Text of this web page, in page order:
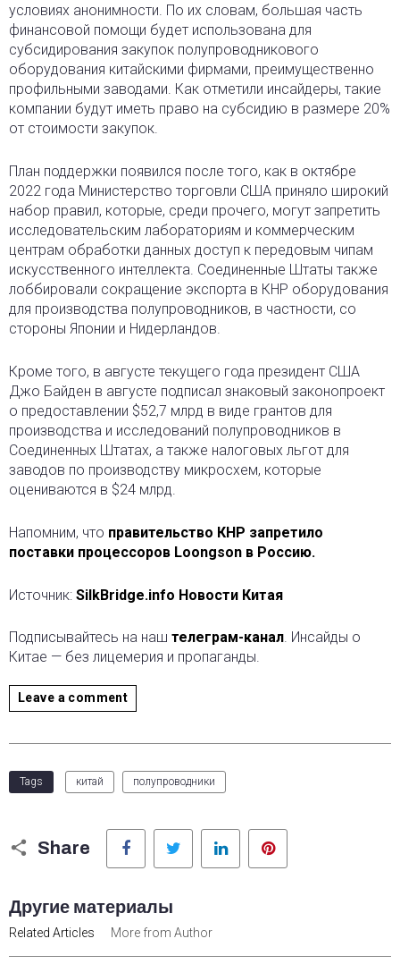
условиях анонимности. По их словам, большая часть
финансовой помощи будет использована для
субсидирования закупок полупроводникового
оборудования китайскими фирмами, преимущественно
профильными заводами. Как отметили инсайдеры, такие
компании будут иметь право на субсидию в размере 20%
от стоимости закупок.
План поддержки появился после того, как в октябре
2022 года Министерство торговли США приняло широкий
набор правил, которые, среди прочего, могут запретить
исследовательским лабораториям и коммерческим
центрам обработки данных доступ к передовым чипам
искусственного интеллекта. Соединенные Штаты также
лоббировали сокращение экспорта в КНР оборудования
для производства полупроводников, в частности, со
стороны Японии и Нидерландов.
Кроме того, в августе текущего года президент США
Джо Байден в августе подписал знаковый законопроект
о предоставлении $52,7 млрд в виде грантов для
производства и исследований полупроводников в
Соединенных Штатах, а также налоговых льгот для
заводов по производству микросхем, которые
оцениваются в $24 млрд.
Напомним, что правительство КНР запретило
поставки процессоров Loongson в Россию.
Источник: SilkBridge.info Новости Китая
Подписывайтесь на наш телеграм-канал . Инсайды о
Китае — без лицемерия и пропаганды.
Leave a comment
Tags китай полупроводники
Share
Facebook Twitter LinkedIn
Другие материалы
Related Articles More from Author